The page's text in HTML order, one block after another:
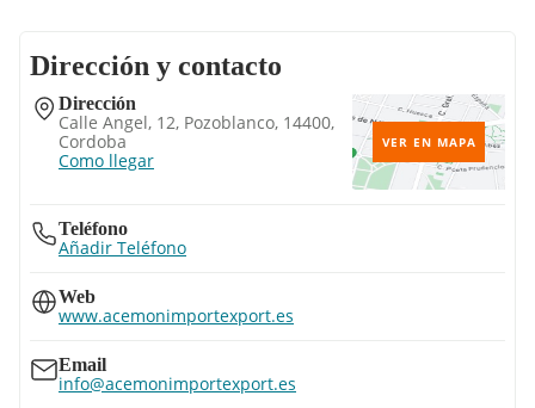
Dirección y contacto
Dirección
Calle Angel, 12, Pozoblanco, 14400,
Cordoba
Como llegar
VER EN MAPA
Teléfono
Añadir Teléfono
Web
www.acemonimportexport.es
Email
info@acemonimportexport.es